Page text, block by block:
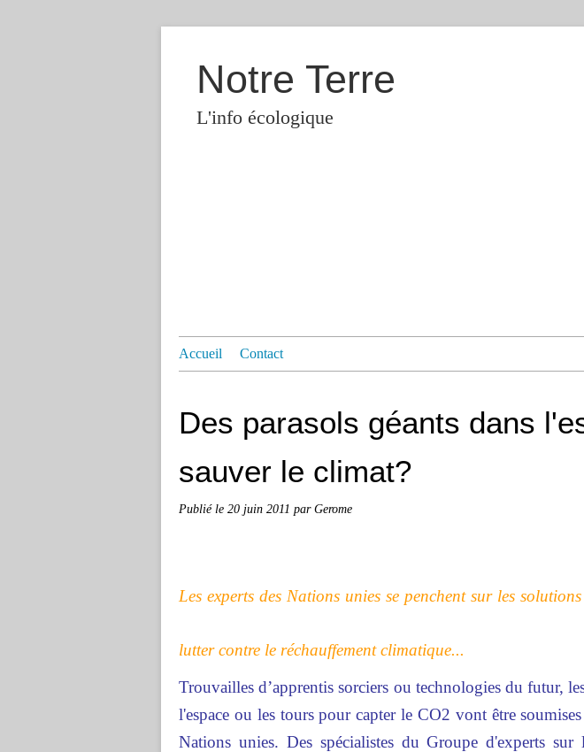
Notre Terre
L'info écologique
Accueil Contact
Des parasols géants dans
sauver le climat?
Publié le 20 juin 2011 par Gerome
Les experts des Nations unies se penchent sur les
lutter contre le réchauffement climatique...
Trouvailles d’apprentis sorciers ou technologies du futur,
l'espace ou les tours pour capter le CO2 vont être
Nations unies. Des spécialistes du Groupe d'experts